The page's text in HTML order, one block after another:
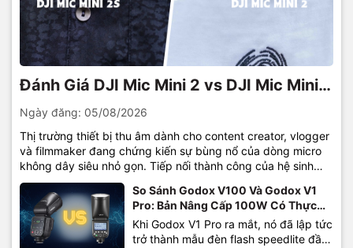
Đánh Giá DJI Mic Mini 2 vs DJI Mic Mini
2S: Bước Tiến Mới Cho Micro Thu Âm
Siêu Nhỏ
Ngày đăng: 05/08/2026
Thị trường thiết bị thu âm dành cho content creator, vlogger
và filmmaker đang chứng kiến sự bùng nổ của dòng micro
không dây siêu nhỏ gọn. Tiếp nối thành công của hệ sinh
thái DJI Mic, sự ra đời của DJI Mic Mini 2 và phiên bản nâng
cấp DJI...
So Sánh Godox V100 Và Godox V1
Pro: Bản Nâng Cấp 100W Có Thực
Sự "Đáng Đồng Tiền Bát Gạo"?
Khi Godox V1 Pro ra mắt, nó đã lập tức
trở thành mẫu đèn flash speedlite đầu